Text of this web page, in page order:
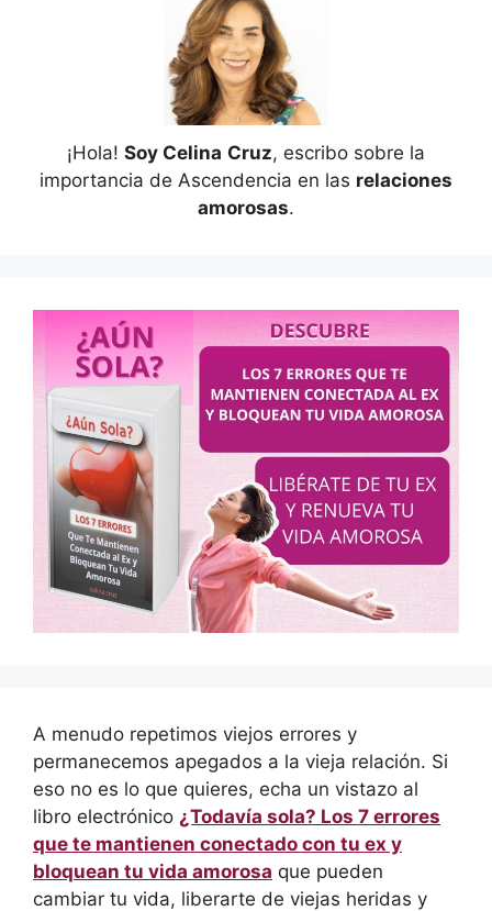
¡Hola! Soy Celina Cruz, escribo sobre la
importancia de Ascendencia en las relaciones
amorosas.
A menudo repetimos viejos errores y
permanecemos apegados a la vieja relación. Si
eso no es lo que quieres, echa un vistazo al
libro electrónico ¿Todavía sola? Los 7 errores
que te mantienen conectado con tu ex y
bloquean tu vida amorosa que pueden
cambiar tu vida, liberarte de viejas heridas y